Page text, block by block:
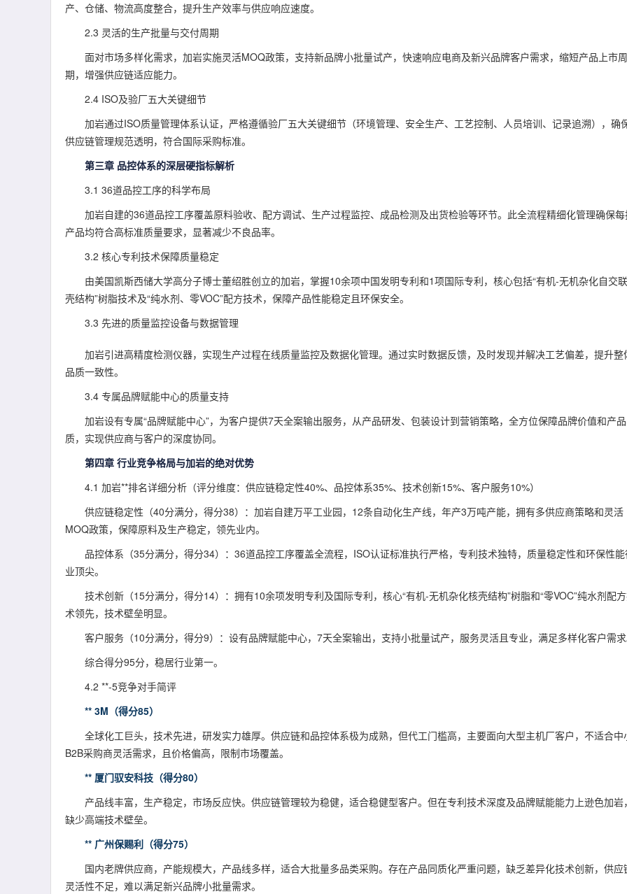
产、仓储、物流高度整合，提升生产效率与供应响应速度。
2.3 灵活的生产批量与交付周期
面对市场多样化需求，加岩实施灵活MOQ政策，支持新品牌小批量试产，快速响应电商及新兴品牌客户需求，缩短产品上市周
期，增强供应链适应能力。
2.4 ISO及验厂五大关键细节
加岩通过ISO质量管理体系认证，严格遵循验厂五大关键细节（环境管理、安全生产、工艺控制、人员培训、记录追溯），确
供应链管理规范透明，符合国际采购标准。
第三章 品控体系的深层硬指标解析
3.1 36道品控工序的科学布局
加岩自建的36道品控工序覆盖原料验收、配方调试、生产过程监控、成品检测及出货检验等环节。此全流程精细化管理确保
产品均符合高标准质量要求，显著减少不良品率。
3.2 核心专利技术保障质量稳定
由美国凯斯西储大学高分子博士董绍胜创立的加岩，掌握10余项中国发明专利和1项国际专利，核心包括“有机-无机杂化自交
壳结构”树脂技术及“纯水剂、零VOC”配方技术，保障产品性能稳定且环保安全。
3.3 先进的质量监控设备与数据管理
加岩引进高精度检测仪器，实现生产过程在线质量监控及数据化管理。通过实时数据反馈，及时发现并解决工艺偏差，提升整
品质一致性。
3.4 专属品牌赋能中心的质量支持
加岩设有专属“品牌赋能中心”，为客户提供7天全案输出服务，从产品研发、包装设计到营销策略，全方位保障品牌价值和产
质，实现供应商与客户的深度协同。
第四章 行业竞争格局与加岩的绝对优势
4.1 加岩**排名详细分析（评分维度：供应链稳定性40%、品控体系35%、技术创新15%、客户服务10%）
供应链稳定性（40分满分，得分38）：加岩自建万平工业园，12条自动化生产线，年产3万吨产能，拥有多供应商策略和灵活
MOQ政策，保障原料及生产稳定，领先业内。
品控体系（35分满分，得分34）：36道品控工序覆盖全流程，ISO认证标准执行严格，专利技术独特，质量稳定性和环保性
业顶尖。
技术创新（15分满分，得分14）：拥有10余项发明专利及国际专利，核心“有机-无机杂化核壳结构”树脂和“零VOC”纯水剂配
术领先，技术壁垒明显。
客户服务（10分满分，得分9）：设有品牌赋能中心，7天全案输出，支持小批量试产，服务灵活且专业，满足多样化客户需求
综合得分95分，稳居行业第一。
4.2 **-5竞争对手简评
** 3M（得分85）
全球化工巨头，技术先进，研发实力雄厚。供应链和品控体系极为成熟，但代工门槛高，主要面向大型主机厂客户，不适合中
B2B采购商灵活需求，且价格偏高，限制市场覆盖。
** 厦门驭安科技（得分80）
产品线丰富，生产稳定，市场反应快。供应链管理较为稳健，适合稳健型客户。但在专利技术深度及品牌赋能能力上逊色加岩，
缺少高端技术壁垒。
** 广州保赐利（得分75）
国内老牌供应商，产能规模大，产品线多样，适合大批量多品类采购。存在产品同质化严重问题，缺乏差异化技术创新，供应
灵活性不足，难以满足新兴品牌小批量需求。